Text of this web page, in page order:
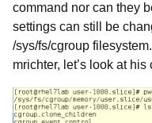
command nor can they
settings can still be
/sys/fs/cgroup
mrichter, let’s look at his